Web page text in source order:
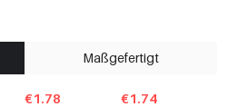
Maßgefertigt
€1.78 €1.74